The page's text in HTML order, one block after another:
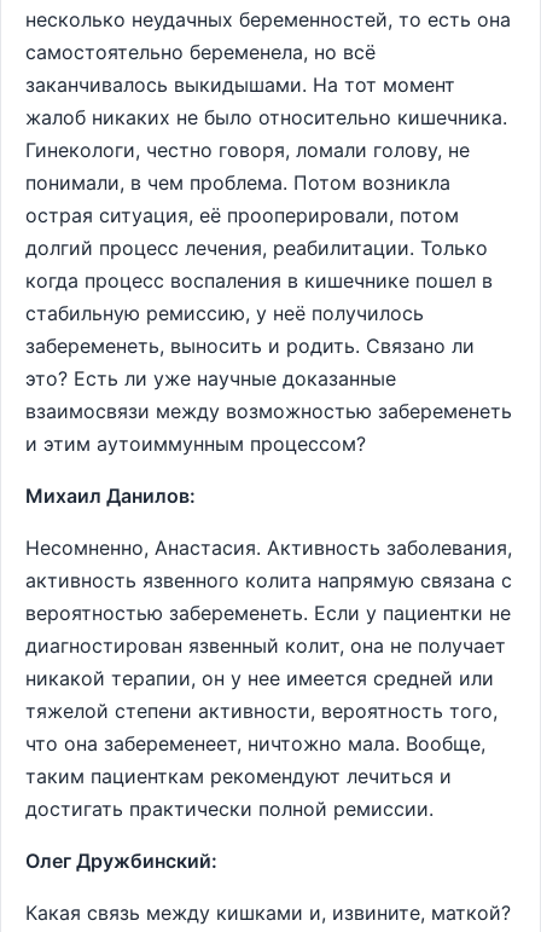
несколько неудачных беременностей, то есть она
самостоятельно беременела, но всё
заканчивалось выкидышами. На тот момент
жалоб никаких не было относительно кишечника.
Гинекологи, честно говоря, ломали голову, не
понимали, в чем проблема. Потом возникла
острая ситуация, её прооперировали, потом
долгий процесс лечения, реабилитации. Только
когда процесс воспаления в кишечнике пошел в
стабильную ремиссию, у неё получилось
забеременеть, выносить и родить. Связано ли
это? Есть ли уже научные доказанные
взаимосвязи между возможностью забеременеть
и этим аутоиммунным процессом?
Михаил Данилов:
Несомненно, Анастасия. Активность заболевания,
активность язвенного колита напрямую связана с
вероятностью забеременеть. Если у пациентки не
диагностирован язвенный колит, она не получает
никакой терапии, он у нее имеется средней или
тяжелой степени активности, вероятность того,
что она забеременеет, ничтожно мала. Вообще,
таким пациенткам рекомендуют лечиться и
достигать практически полной ремиссии.
Олег Дружбинский:
Какая связь между кишками и, извините, маткой?